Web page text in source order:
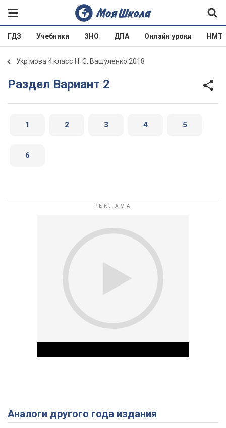
ГДЗ Учебники ЗНО ДПА Онлайн уроки НМТ
Укр мова 4 класс Н. С. Вашуленко 2018
Раздел Вариант 2
1 2 3 4 5
6
Play Video
Аналоги другого года издания